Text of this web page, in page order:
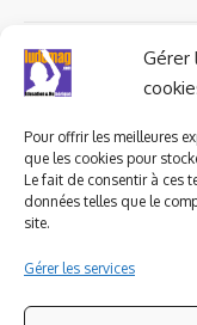
Gérer
Pour offrir les meilleures
que les cookies pour
Le fait de consentir à ces
données telles que le
site.
Gérer les services
© 2023 ludomag.com